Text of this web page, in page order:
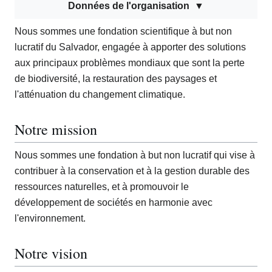
Données de l'organisation
Nous sommes une fondation scientifique à but non
lucratif du Salvador, engagée à apporter des solutions
aux principaux problèmes mondiaux que sont la perte
de biodiversité, la restauration des paysages et
l'atténuation du changement climatique.
Notre mission
Nous sommes une fondation à but non lucratif qui vise à
contribuer à la conservation et à la gestion durable des
ressources naturelles, et à promouvoir le
développement de sociétés en harmonie avec
l'environnement.
Notre vision